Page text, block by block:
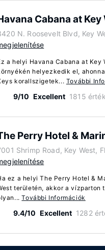
Cabana at Key
N. Roosevelt Blvd, Key
a helyi Havana Cabana at Key
helyezkedik el,
korallszigetek... További
9/10 Excellent 1815
Perry Hotel &
Shrimp Road, Key West,
ez a helyi The Perry Hotel &
területén, akkor a vízparton
További Információk
9.4/10 Excellent 1282